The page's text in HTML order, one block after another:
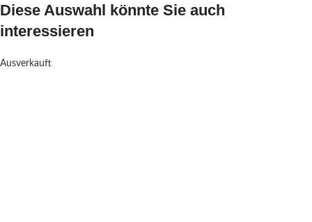
Diese Auswahl könnte Sie auch
interessieren
Ausverkauft